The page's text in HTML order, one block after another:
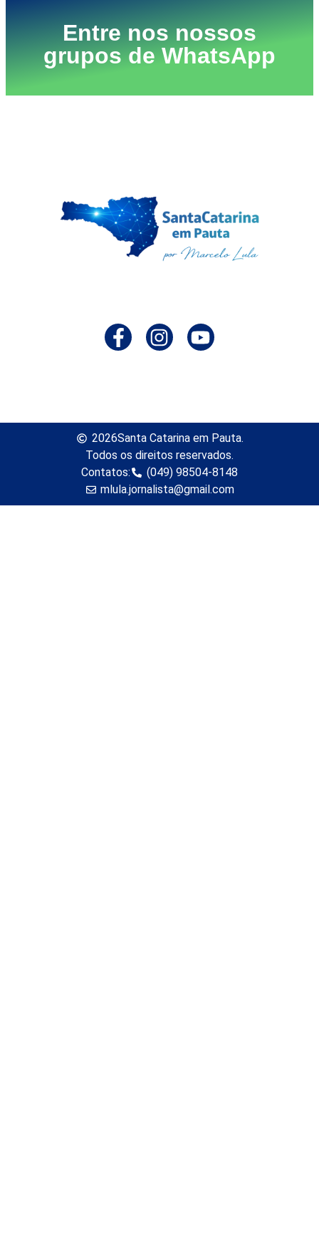
Entre nos nossos
grupos de WhatsApp
2026Santa Catarina em Pauta.
Todos os direitos reservados.
Contatos:
(049) 98504-8148
mlula.jornalista@gmail.com